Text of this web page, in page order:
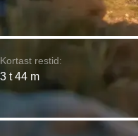
Kortast restid:
3 t 44 m